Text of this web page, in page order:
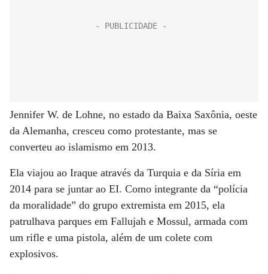
Jennifer W. de Lohne, no estado da Baixa Saxônia, oeste
da Alemanha, cresceu como protestante, mas se
converteu ao islamismo em 2013.
Ela viajou ao Iraque através da Turquia e da Síria em
2014 para se juntar ao EI. Como integrante da “polícia
da moralidade” do grupo extremista em 2015, ela
patrulhava parques em Fallujah e Mossul, armada com
um rifle e uma pistola, além de um colete com
explosivos.